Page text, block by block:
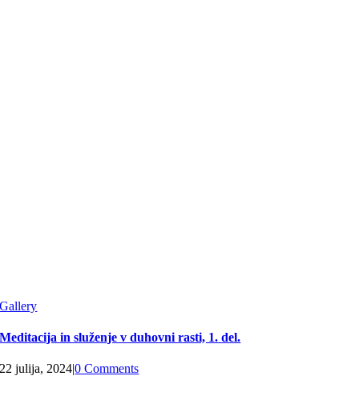
Gallery
Meditacija in služenje v duhovni rasti, 1. del.
22 julija, 2024|0 Comments